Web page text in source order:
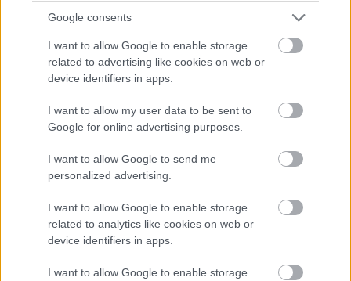
Google consents
I want to allow Google to enable storage
related to advertising like cookies on web or
device identifiers in apps.
I want to allow my user data to be sent to
Google for online advertising purposes.
I want to allow Google to send me
personalized advertising.
I want to allow Google to enable storage
related to analytics like cookies on web or
device identifiers in apps.
I want to allow Google to enable storage
Dr. Neuberger Ákos
FELÜGYELŐ BIZOTTSÁGI TAG
DR. HATHÁZI VERA ÜGYVÉDI IRODA